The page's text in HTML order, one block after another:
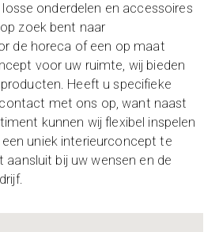
losse onderdelen en accessoires
zoek bent naar
de horeca of een op maat
voor uw ruimte, wij bieden
Heeft u specifieke
met ons op, want naast
kunnen wij flexibel inspelen
uniek interieurconcept te
aansluit bij uw wensen en de